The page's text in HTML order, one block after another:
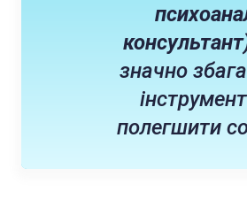
значно
полегшити